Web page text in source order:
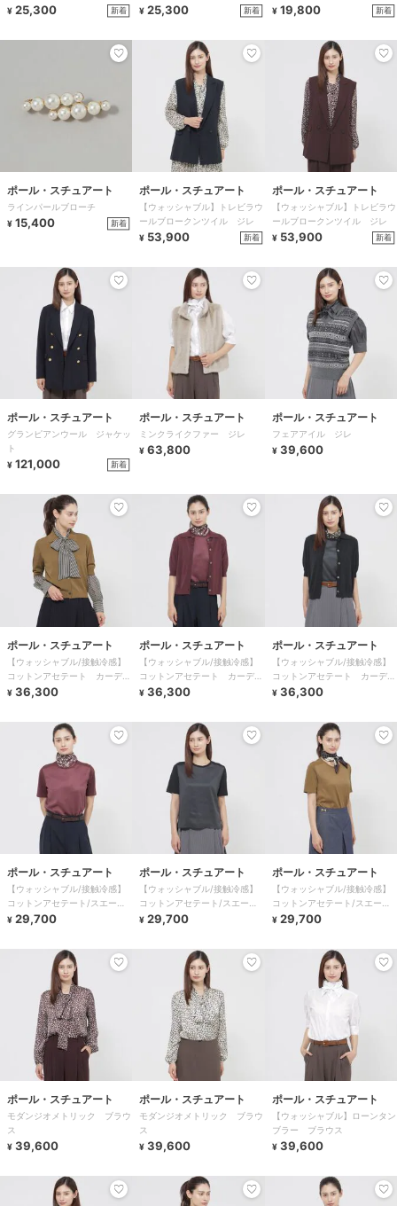
¥ 25,300 新着
¥ 25,300 新着
¥ 19,800 新着
ポール・スチュアート
ラインパールブローチ
¥ 15,400 新着
ポール・スチュアート
【ウォッシャブル】トレビラウ
ールブロークンツイル ジレ
¥ 53,900 新着
ポール・スチュアート
【ウォッシャブル】トレビラウ
ールブロークンツイル ジレ
¥ 53,900 新着
ポール・スチュアート
グランピアンウール ジャケッ
ト
¥ 121,000 新着
ポール・スチュアート
ミンクライクファー ジレ
¥ 63,800
ポール・スチュアート
フェアアイル ジレ
¥ 39,600
ポール・スチュアート
【ウォッシャブル/接触冷感】
コットンアセテート カーディ
ガン
¥ 36,300
ポール・スチュアート
【ウォッシャブル/接触冷感】
コットンアセテート カーディ
ガン
¥ 36,300
ポール・スチュアート
【ウォッシャブル/接触冷感】
コットンアセテート カーディ
ガン
¥ 36,300
ポール・スチュアート
【ウォッシャブル/接触冷感】
コットンアセテート/スエード
コンビ プルオーバー
¥ 29,700
ポール・スチュアート
【ウォッシャブル/接触冷感】
コットンアセテート/スエード
コンビ プルオーバー
¥ 29,700
ポール・スチュアート
【ウォッシャブル/接触冷感】
コットンアセテート/スエード
コンビ プルオーバー
¥ 29,700
ポール・スチュアート
モダンジオメトリック ブラウ
ス
¥ 39,600
ポール・スチュアート
モダンジオメトリック ブラウ
ス
¥ 39,600
ポール・スチュアート
【ウォッシャブル】ローンタン
ブラー ブラウス
¥ 39,600